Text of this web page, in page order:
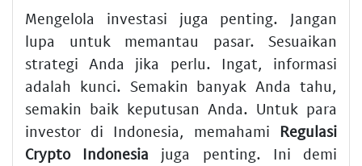
Mengelola investasi juga penting. Jangan
lupa untuk memantau pasar. Sesuaikan
strategi Anda jika perlu. Ingat, informasi
adalah kunci. Semakin banyak Anda tahu,
semakin baik keputusan Anda. Untuk para
investor di Indonesia, memahami Regulasi
Crypto Indonesia juga penting. Ini demi